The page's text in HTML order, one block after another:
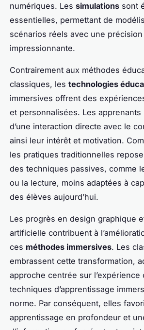
numériques. Les simulations sont
essentielles, permettant de
scénarios réels avec une précision
impressionnante.
Contrairement aux méthodes
classiques, les technologies
immersives offrent des
et personnalisées. Les
d’une interaction directe avec le
ainsi leur intérêt et motivation.
les pratiques traditionnelles
des techniques passives, comme
ou la lecture, moins adaptées à
des élèves aujourd’hui.
Les progrès en design graphique
artificielle contribuent à
ces méthodes immersives. Les
embrassent cette transformation,
approche centrée sur l’expérience
techniques d’apprentissage
norme. Par conséquent, elles
apprentissage en profondeur et